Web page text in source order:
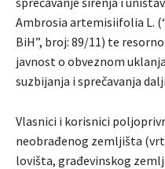
Ambrosia artemisiifolia L.
BiH”, broj: 89/11) te
javnost o obveznom
suzbijanja i sprečavanja
Vlasnici i korisnici
neobrađenog zemljišta
lovišta, građevinskog